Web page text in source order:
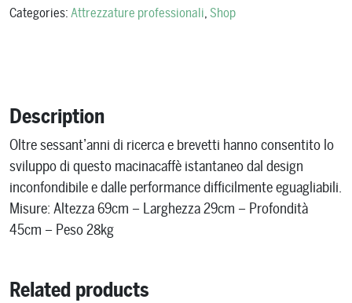
Categories: Attrezzature professionali, Shop
Description
Oltre sessant’anni di ricerca e brevetti hanno consentito lo
sviluppo di questo macinacaffè istantaneo dal design
inconfondibile e dalle performance difficilmente eguagliabili.
Misure: Altezza 69cm – Larghezza 29cm – Profondità
45cm – Peso 28kg
Related products